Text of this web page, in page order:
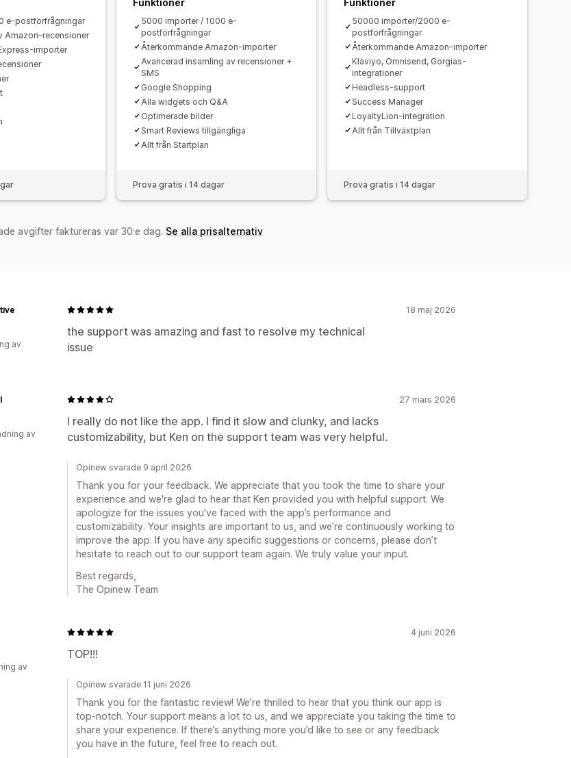
e-postförfrågningar
Amazon-recensioner
importer
5000 importer / 1000 e-
postförfrågningar
Återkommande Amazon-importer
Avancerad insamling av recensioner +
SMS
Google Shopping
Alla widgets och Q&A
Optimerade bilder
Smart Reviews tillgängliga
Allt från Startplan
Prova gratis i 14 dagar
50000 importer/2000 e-
postförfrågningar
Återkommande Amazon-importer
Klaviyo, Omnisend, Gorgias-
integrationer
Headless-support
Success Manager
LoyaltyLion-integration
Allt från Tillväxtplan
Prova gratis i 14 dagar
avgifter faktureras var 30:e dag. Se alla prisalternativ
18 maj 2026
the support was amazing and fast to resolve my technical
issue
av
27 mars 2026
I really do not like the app. I find it slow and clunky, and lacks
customizability, but Ken on the support team was very helpful.
av
Opinew svarade 9 april 2026
Thank you for your feedback. We appreciate that you took the time to share your
experience and we're glad to hear that Ken provided you with helpful support. We
apologize for the issues you've faced with the app’s performance and
customizability. Your insights are important to us, and we’re continuously working to
improve the app. If you have any specific suggestions or concerns, please don’t
hesitate to reach out to our support team again. We truly value your input.
Best regards,
The Opinew Team
4 juni 2026
TOP!!!
av
Opinew svarade 11 juni 2026
Thank you for the fantastic review! We’re thrilled to hear that you think our app is
top-notch. Your support means a lot to us, and we appreciate you taking the time to
share your experience. If there’s anything more you’d like to see or any feedback
you have in the future, feel free to reach out.